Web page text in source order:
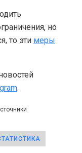
но
то эти меры
.